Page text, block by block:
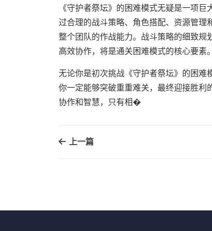
《守护者祭坛》的困难模式无疑是一项
过合理的战斗策略、角色搭配、资源管理
整个团队的作战能力。战斗策略的细致规
高效协作，将是通关困难模式的核心要素。
无论你是初次挑战《守护者祭坛》的困难
你一定能够突破重重难关，最终迎接胜利
协作和智慧，只有相�
上一篇